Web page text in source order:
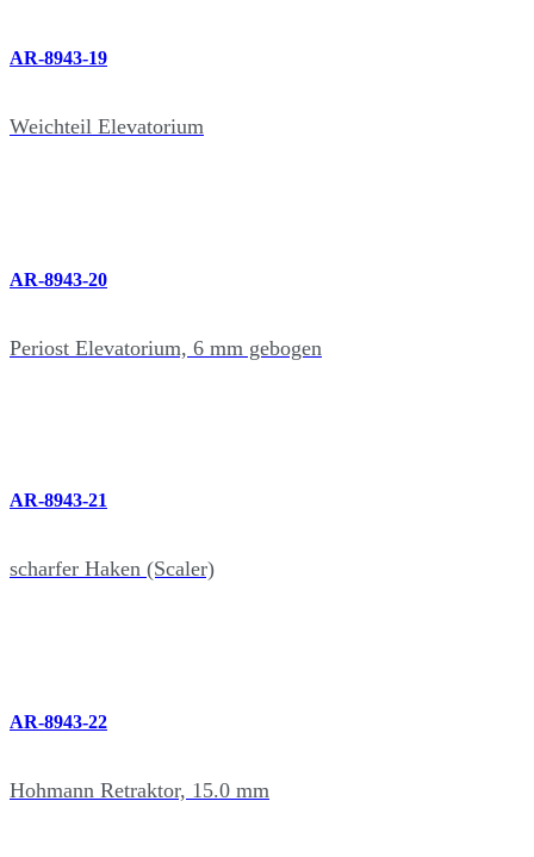
AR-8943-19
Weichteil Elevatorium
AR-8943-20
Periost Elevatorium, 6 mm gebogen
AR-8943-21
scharfer Haken (Scaler)
AR-8943-22
Hohmann Retraktor, 15.0 mm